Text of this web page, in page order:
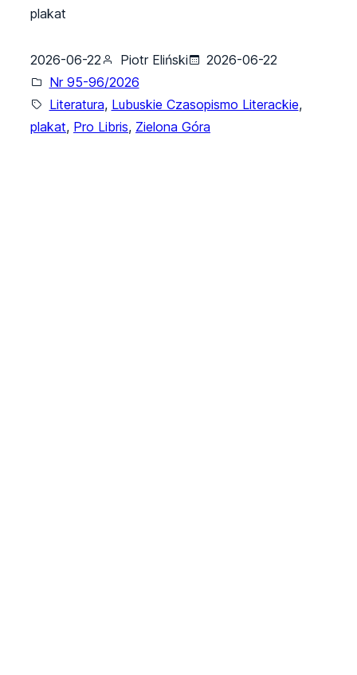
plakat
2026-06-22 Piotr Eliński
2026-06-22
Nr 95-96/2026
Literatura, Lubuskie Czasopismo Literackie,
plakat, Pro Libris, Zielona Góra